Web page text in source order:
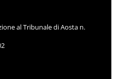
al Tribunale di Aosta n.